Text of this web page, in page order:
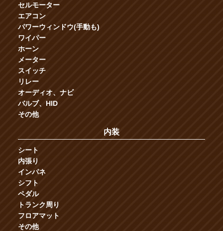
セルモーター
エアコン
パワーウィンドウ(手動も)
ワイパー
ホーン
メーター
スイッチ
リレー
オーディオ、ナビ
バルブ、HID
その他
内装
シート
内張り
インパネ
シフト
ペダル
トランク周り
フロアマット
その他